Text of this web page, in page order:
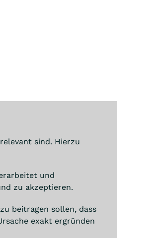
sind. Hierzu
und
zu akzeptieren.
beitragen sollen, dass
exakt ergründen